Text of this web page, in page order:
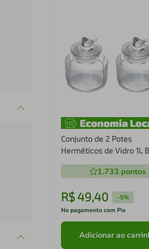
Conjunto de 2 Potes
Herméticos de Vidro 1L
Wolff
1.733 pontos
R$ 49,40 -5%
No pagamento com Pix
Adicionar ao